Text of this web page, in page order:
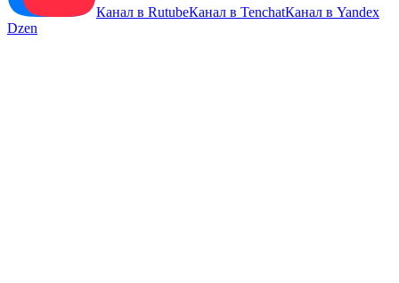
Канал в RutubeКанал в TenchatКанал в Yandex
Dzen